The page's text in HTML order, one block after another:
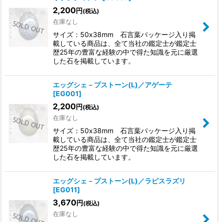
2,200円 (税込)
在庫なし
サイズ：50x38mm 石言葉パッケージ入り掲
載している商品は、全て当社の鑑定士が鑑定士
歴25年の豊富な経験の中で得た知識を元に厳選
した石を掲載しています。
エッグシェ－プストーン(L)／アゲーテ
[EG001]
2,200円 (税込)
在庫なし
サイズ：50x38mm 石言葉パッケージ入り掲
載している商品は、全て当社の鑑定士が鑑定士
歴25年の豊富な経験の中で得た知識を元に厳選
した石を掲載しています。
エッグシェ－プストーン(L)／ラピスラズリ
[EG011]
3,670円 (税込)
在庫なし